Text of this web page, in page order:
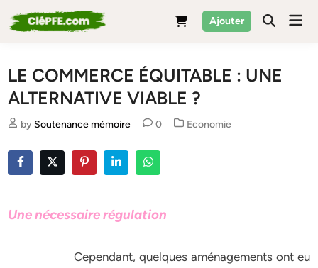
to
Ajouter
LE COMMERCE ÉQUITABLE : UNE
ALTERNATIVE VIABLE ?
by Soutenance mémoire 0
Posted
Economie
Une nécessaire régulation
Cependant, quelques aménagements ont eu